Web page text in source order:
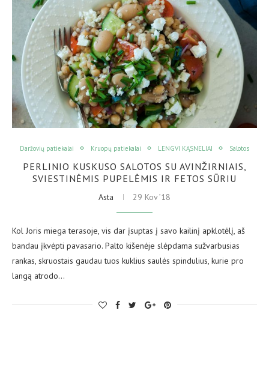
Daržovių patiekalai Kruopų patiekalai LENGVI KĄSNELIAI Salotos
PERLINIO KUSKUSO SALOTOS SU AVINŽIRNIAIS,
SVIESTINĖMIS PUPELĖMIS IR FETOS SŪRIU
Asta 29 Kov ’18
Kol Joris miega terasoje, vis dar įsuptas į savo kailinį apklotėlį, aš
bandau įkvėpti pavasario. Palto kišenėje slėpdama sužvarbusias
rankas, skruostais gaudau tuos kuklius saulės spindulius, kurie pro
langą atrodo…